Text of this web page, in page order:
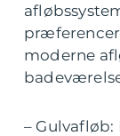
moderne
–